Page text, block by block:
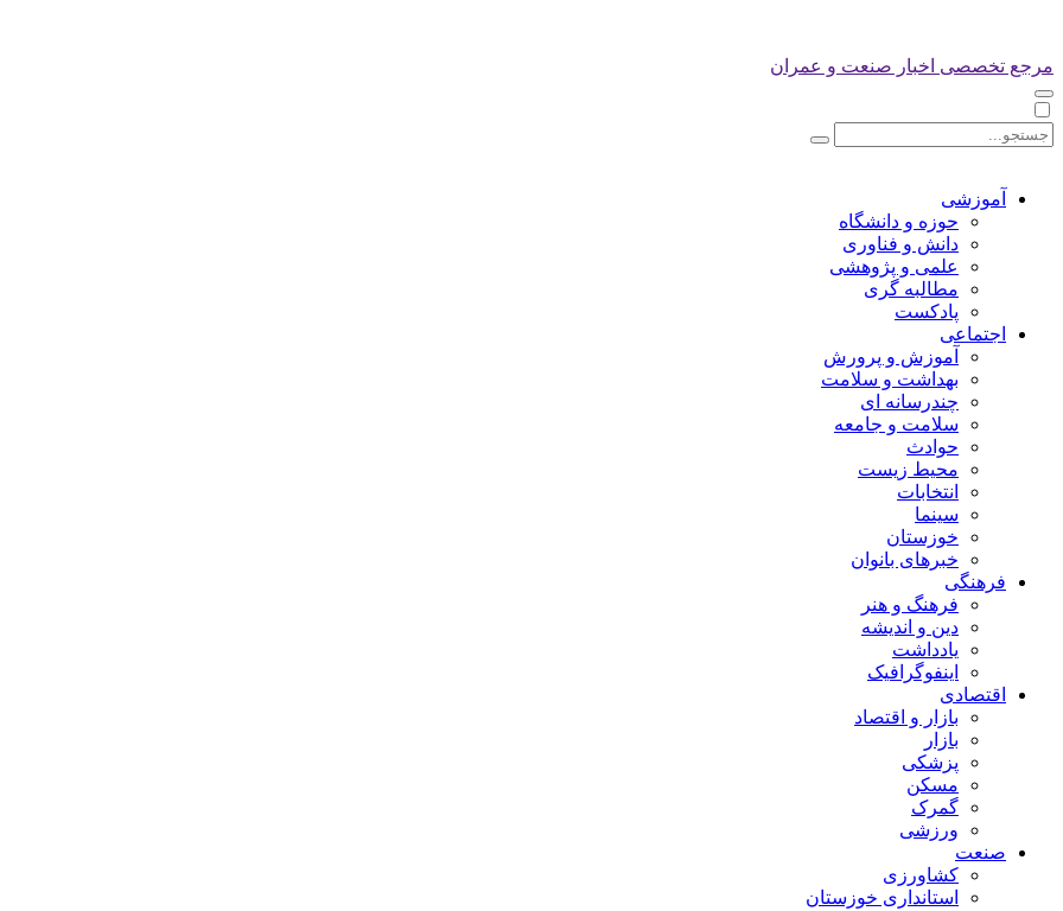
مرجع تخصصی اخبار صنعت و عمران
آموزشی
حوزه و دانشگاه
دانش و فناوری
علمی و پژوهشی
مطالبه گری
پادکست
اجتماعی
آموزش و پرورش
بهداشت و سلامت
چندرسانه ای
سلامت و جامعه
حوادث
محیط زیست
انتخابات
سینما
خوزستان
خبرهای بانوان
فرهنگی
فرهنگ و هنر
دین و اندیشه
یادداشت
اینفوگرافیک
اقتصادی
بازار و اقتصاد
بازار
پزشکی
مسکن
گمرک
ورزشی
صنعت
کشاورزی
استانداری خوزستان